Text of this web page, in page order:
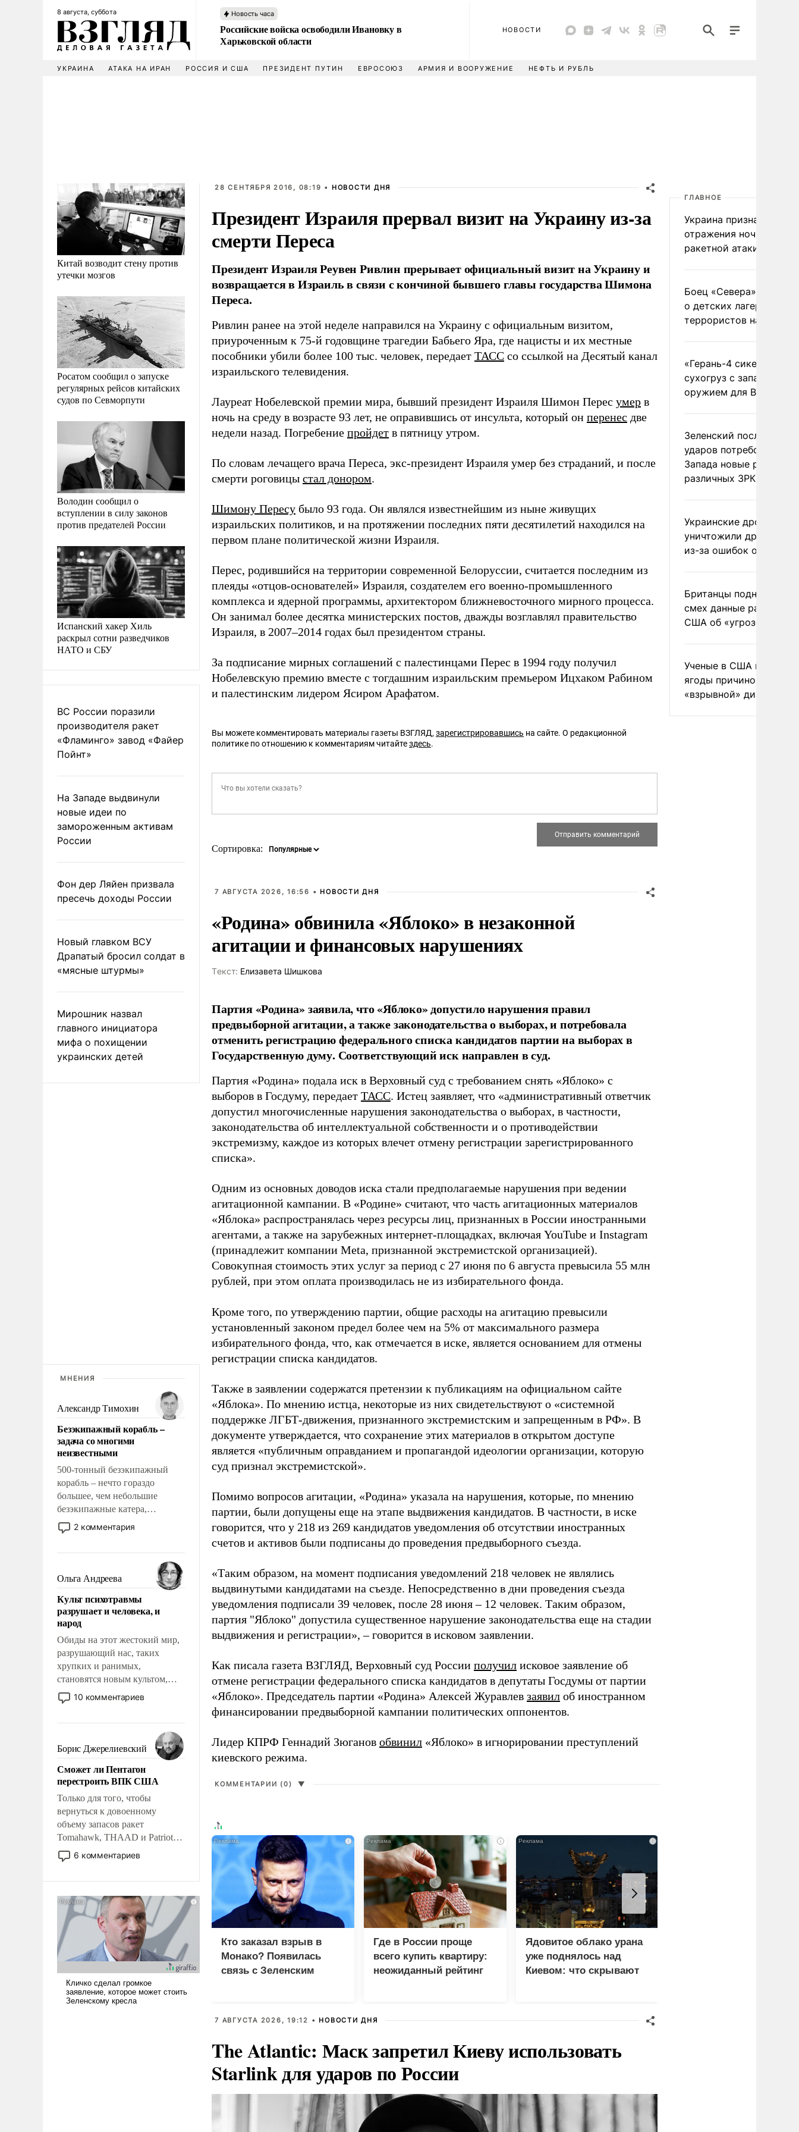
8 августа, суббота Новость часа
Российские войска освободили Ивановку в
Харьковской области
НОВОСТИ
УКРАИНА АТАКА НА ИРАН РОССИЯ И США ПРЕЗИДЕНТ ПУТИН ЕВРОСОЮЗ АРМИЯ И ВООРУЖЕНИЕ НЕФТЬ И РУБЛЬ
Китай возводит стену против
утечки мозгов
Росатом сообщил о запуске
регулярных рейсов китайских
судов по Севморпути
Володин сообщил о
вступлении в силу законов
против предателей России
Испанский хакер Хиль
раскрыл сотни разведчиков
НАТО и СБУ
ВС России поразили
производителя ракет
«Фламинго» завод «Файер
Пойнт»
На Западе выдвинули
новые идеи по
замороженным активам
России
Фон дер Ляйен призвала
пресечь доходы России
Новый главком ВСУ
Драпатый бросил солдат в
«мясные штурмы»
Мирошник назвал
главного инициатора
мифа о похищении
украинских детей
МНЕНИЯ
Александр Тимохин
Безэкипажный корабль –
задача со многими
неизвестными
500-тонный безэкипажный
корабль – нечто гораздо
большее, чем небольшие
безэкипажные катера,
применение которых уже
стало обыденностью. Задача по
сложна и амбициозна. Однако
и ее реализация радикально
поднимет наши боевые
возможности.
2 комментария
Ольга Андреева
Культ психотравмы
разрушает и человека, и
народ
Обиды на этот жестокий мир,
разрушающий нас, таких
хрупких и ранимых,
становятся новым культом,
постепенно вытесняя и
отменяя традиционное
мужественным и твердым под
ударами судьбы, брать на себя
ответственность, помогать
слабым, идти вперед и
адаптироваться.
10 комментариев
Борис Джерелиевский
Сможет ли Пентагон
перестроить ВПК США
Только для того, чтобы
вернуться к довоенному
объему запасов ракет
Tomahawk, THAAD и Patriot
США потребуется более трех
лет. Даже небольшая война с
Сложившаяся ситуация
означает многолетний период
уязвимости США, например,
перед Китаем.
6 комментариев
28 СЕНТЯБРЯ 2016, 08:19 • НОВОСТИ ДНЯ
Президент Израиля прервал визит на Украину из-за
смерти Переса
Президент Израиля Реувен Ривлин прерывает официальный визит на Украину и
возвращается в Израиль в связи с кончиной бывшего главы государства Шимона
Переса.
Ривлин ранее на этой неделе направился на Украину с официальным визитом,
приуроченным к 75-й годовщине трагедии Бабьего Яра, где нацисты и их местные
пособники убили более 100 тыс. человек, передает ТАСС со ссылкой на Десятый канал
израильского телевидения.
Лауреат Нобелевской премии мира, бывший президент Израиля Шимон Перес умер в
ночь на среду в возрасте 93 лет, не оправившись от инсульта, который он перенес две
недели назад. Погребение пройдет в пятницу утром.
По словам лечащего врача Переса, экс-президент Израиля умер без страданий, и после
смерти роговицы стал донором.
Шимону Пересу было 93 года. Он являлся известнейшим из ныне живущих
израильских политиков, и на протяжении последних пяти десятилетий находился на
первом плане политической жизни Израиля.
Перес, родившийся на территории современной Белоруссии, считается последним из
плеяды «отцов-основателей» Израиля, создателем его военно-промышленного
комплекса и ядерной программы, архитектором ближневосточного мирного процесса.
Он занимал более десятка министерских постов, дважды возглавлял правительство
Израиля, в 2007–2014 годах был президентом страны.
За подписание мирных соглашений с палестинцами Перес в 1994 году получил
Нобелевскую премию вместе с тогдашним израильским премьером Ицхаком Рабином
и палестинским лидером Ясиром Арафатом.
Вы можете комментировать материалы газеты ВЗГЛЯД, зарегистрировавшись на сайте. О редакционной
политике по отношению к комментариям читайтездесь.
Сортировка:
7 АВГУСТА 2026, 16:56 • НОВОСТИ ДНЯ
«Родина» обвинила «Яблоко» в незаконной
агитации и финансовых нарушениях
Tекст: Елизавета Шишкова
Партия «Родина» заявила, что «Яблоко» допустило нарушения правил
предвыборной агитации, а также законодательства о выборах, и потребовала
отменить регистрацию федерального списка кандидатов партии на выборах в
Государственную думу. Соответствующий иск направлен в суд.
Партия «Родина» подала иск в Верховный суд с требованием снять «Яблоко» с
выборов в Госдуму, передает ТАСС. Истец заявляет, что «административный ответчик
допустил многочисленные нарушения законодательства о выборах, в частности,
законодательства об интеллектуальной собственности и о противодействии
экстремизму, каждое из которых влечет отмену регистрации зарегистрированного
списка».
Одним из основных доводов иска стали предполагаемые нарушения при ведении
агитационной кампании. В «Родине» считают, что часть агитационных материалов
«Яблока» распространялась через ресурсы лиц, признанных в России иностранными
агентами, а также на зарубежных интернет-площадках, включая YouTube и Instagram
(принадлежит компании Meta, признанной экстремистской организацией).
Совокупная стоимость этих услуг за период с 27 июня по 6 августа превысила 55 млн
рублей, при этом оплата производилась не из избирательного фонда.
Кроме того, по утверждению партии, общие расходы на агитацию превысили
установленный законом предел более чем на 5% от максимального размера
избирательного фонда, что, как отмечается в иске, является основанием для отмены
регистрации списка кандидатов.
Также в заявлении содержатся претензии к публикациям на официальном сайте
«Яблока». По мнению истца, некоторые из них свидетельствуют о «системной
поддержке ЛГБТ-движения, признанного экстремистским и запрещенным в РФ». В
документе утверждается, что сохранение этих материалов в открытом доступе
является «публичным оправданием и пропагандой идеологии организации, которую
суд признал экстремистской».
Помимо вопросов агитации, «Родина» указала на нарушения, которые, по мнению
партии, были допущены еще на этапе выдвижения кандидатов. В частности, в иске
говорится, что у 218 из 269 кандидатов уведомления об отсутствии иностранных
счетов и активов были подписаны до проведения предвыборного съезда.
«Таким образом, на момент подписания уведомлений 218 человек не являлись
выдвинутыми кандидатами на съезде. Непосредственно в дни проведения съезда
уведомления подписали 39 человек, после 28 июня – 12 человек. Таким образом,
партия "Яблоко" допустила существенное нарушение законодательства еще на стадии
выдвижения и регистрации», – говорится в исковом заявлении.
Как писала газета ВЗГЛЯД, Верховный суд России получил исковое заявление об
отмене регистрации федерального списка кандидатов в депутаты Госдумы от партии
«Яблоко». Председатель партии «Родина» Алексей Журавлев заявил об иностранном
финансировании предвыборной кампании политических оппонентов.
Лидер КПРФ Геннадий Зюганов обвинил «Яблоко» в игнорировании преступлений
киевского режима.
КОММЕНТАРИИ (0) ▼
i
Кто заказал взрыв в
Монако? Появилась
связь с Зеленским
i
Где в России проще
всего купить квартиру:
неожиданный рейтинг
i
Ядовитое облако урана
уже поднялось над
Киевом: что скрывают
7 АВГУСТА 2026, 19:12 • НОВОСТИ ДНЯ
The Atlantic: Маск запретил Киеву использовать
Starlink для ударов по России
ГЛАВНОЕ
Украина признала
отражения ночной
ракетной атаки
Боец «Севера»
о детских лагерях
террористов на
«Герань-4 сикер»
сухогруз с западным
оружием для ВСУ
Зеленский после
ударов потребовал у
Запада новые ракеты
различных ЗРК
Украинские дроны
уничтожили друг друга
из-за ошибок
Британцы подняли на
смех данные разведки
США об «угрозе
Ученые в США назвали
ягоды причиной
«взрывной» диареи